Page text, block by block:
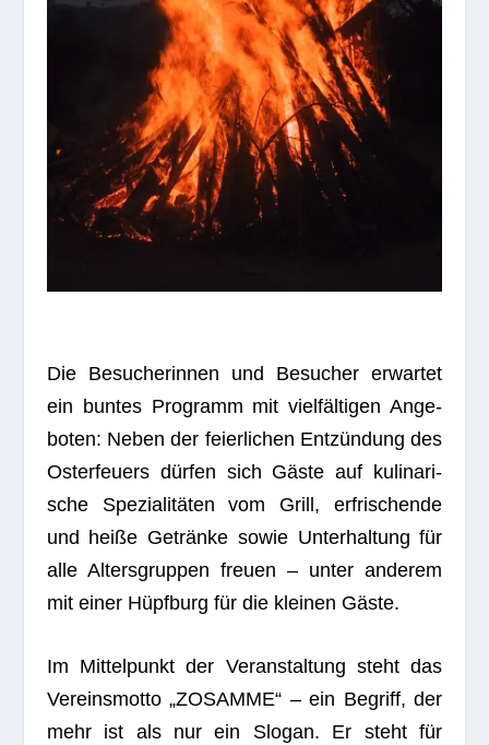
Die Besu­che­rin­nen und Besu­cher erwar­tet
ein bun­tes Pro­gramm mit viel­fäl­ti­gen Ange­
bo­ten: Neben der fei­er­li­chen Ent­zün­dung des
Oster­feu­ers dür­fen sich Gäste auf kuli­na­ri­
sche Spe­zia­li­tä­ten vom Grill, erfri­schende
und heiße Getränke sowie Unter­hal­tung für
alle Alters­grup­pen freuen – unter ande­rem
mit einer Hüpf­burg für die klei­nen Gäste.
Im Mit­tel­punkt der Ver­an­stal­tung steht das
Ver­eins­motto „ZOSAMME“ – ein Begriff, der
mehr ist als nur ein Slo­gan. Er steht für